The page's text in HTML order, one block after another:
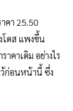
คา 25.50
โดส แพงขึ้น
คาเดิม อย่างไร
ว้ก่อนหน้านี้ ซึ่ง